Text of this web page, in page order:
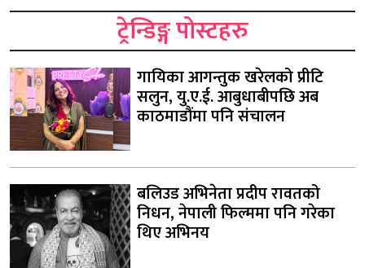
ट्रेन्डिङ्ग पोस्टहरु
गायिका आगन्तुक खरेलको प्रीटि
सलुन, यु.ए.ई. आबुधाबीपछि अब
काठमाडौंमा पनि संचालन
बलिउड अभिनेता प्रदीप रावतको
निधन, नेपाली फिल्ममा पनि गरेका
थिए अभिनय